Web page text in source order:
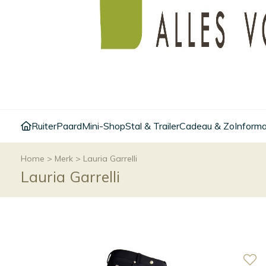
RuiterPaardMini-ShopStal & TrailerCadeau & Zo
Home > Merk > Lauria Garrelli
Lauria Garrelli